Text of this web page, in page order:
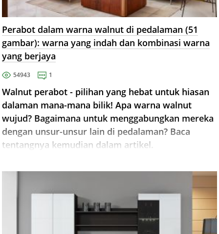
Perabot dalam warna walnut di pedalaman (51
gambar): warna yang indah dan kombinasi warna
yang berjaya
54943 1
Walnut perabot - pilihan yang hebat untuk hiasan
dalaman mana-mana bilik! Apa warna walnut
wujud? Bagaimana untuk menggabungkan mereka
dengan unsur-unsur lain di pedalaman? Baca
tentangnya kemudian dalam artikel.